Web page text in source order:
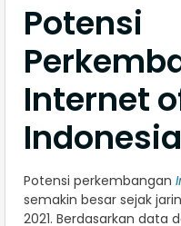
Potensi
Internet
Indonesia
Potensi perkembangan
semakin besar sejak
2021. Berdasarkan data